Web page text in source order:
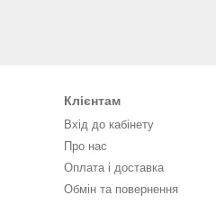
Клієнтам
Вхід до кабінету
Про нас
Оплата і доставка
Обмін та повернення